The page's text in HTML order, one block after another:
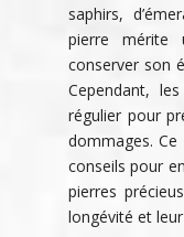
saphirs,
pierre mérite
conserver son
Cependant,
régulier pour
dommages.
conseils pour
pierres
longévité et